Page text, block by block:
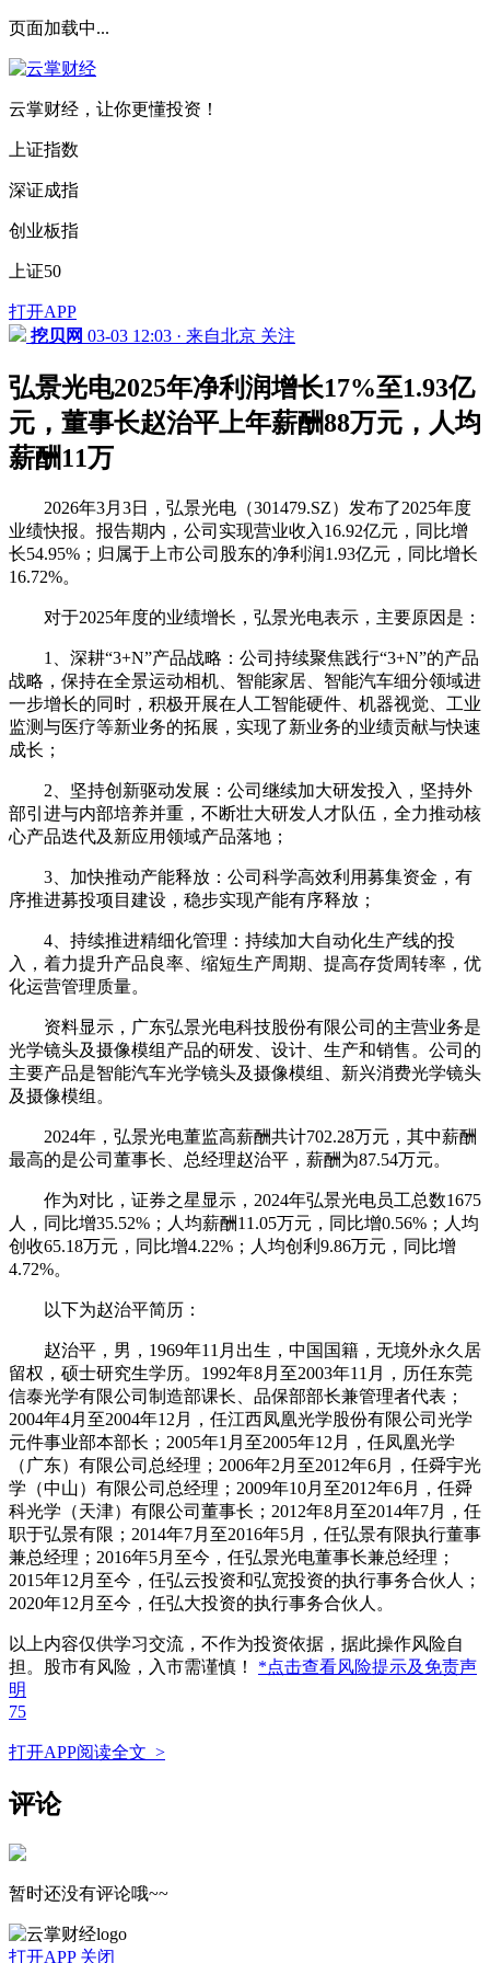
页面加载中...
云掌财经，让你更懂投资！
上证指数
深证成指
创业板指
上证50
打开APP
挖贝网 03-03 12:03 · 来自北京 关注
弘景光电2025年净利润增长17%至1.93亿
元，董事长赵治平上年薪酬88万元，人均
薪酬11万
2026年3月3日，弘景光电（301479.SZ）发布了2025年度
业绩快报。报告期内，公司实现营业收入16.92亿元，同比增
长54.95%；归属于上市公司股东的净利润1.93亿元，同比增长
16.72%。
对于2025年度的业绩增长，弘景光电表示，主要原因是：
1、深耕“3+N”产品战略：公司持续聚焦践行“3+N”的产品
战略，保持在全景运动相机、智能家居、智能汽车细分领域进
一步增长的同时，积极开展在人工智能硬件、机器视觉、工业
监测与医疗等新业务的拓展，实现了新业务的业绩贡献与快速
成长；
2、坚持创新驱动发展：公司继续加大研发投入，坚持外
部引进与内部培养并重，不断壮大研发人才队伍，全力推动核
心产品迭代及新应用领域产品落地；
3、加快推动产能释放：公司科学高效利用募集资金，有
序推进募投项目建设，稳步实现产能有序释放；
4、持续推进精细化管理：持续加大自动化生产线的投
入，着力提升产品良率、缩短生产周期、提高存货周转率，优
化运营管理质量。
资料显示，广东弘景光电科技股份有限公司的主营业务是
光学镜头及摄像模组产品的研发、设计、生产和销售。公司的
主要产品是智能汽车光学镜头及摄像模组、新兴消费光学镜头
及摄像模组。
2024年，弘景光电董监高薪酬共计702.28万元，其中薪酬
最高的是公司董事长、总经理赵治平，薪酬为87.54万元。
作为对比，证券之星显示，2024年弘景光电员工总数1675
人，同比增35.52%；人均薪酬11.05万元，同比增0.56%；人均
创收65.18万元，同比增4.22%；人均创利9.86万元，同比增
4.72%。
以下为赵治平简历：
赵治平，男，1969年11月出生，中国国籍，无境外永久居
留权，硕士研究生学历。1992年8月至2003年11月，历任东莞
信泰光学有限公司制造部课长、品保部部长兼管理者代表；
2004年4月至2004年12月，任江西凤凰光学股份有限公司光学
元件事业部本部长；2005年1月至2005年12月，任凤凰光学
（广东）有限公司总经理；2006年2月至2012年6月，任舜宇光
学（中山）有限公司总经理；2009年10月至2012年6月，任舜
科光学（天津）有限公司董事长；2012年8月至2014年7月，任
职于弘景有限；2014年7月至2016年5月，任弘景有限执行董事
兼总经理；2016年5月至今，任弘景光电董事长兼总经理；
2015年12月至今，任弘云投资和弘宽投资的执行事务合伙人；
2020年12月至今，任弘大投资的执行事务合伙人。
以上内容仅供学习交流，不作为投资依据，据此操作风险自
担。股市有风险，入市需谨慎！ *点击查看风险提示及免责声
明
75
打开APP阅读全文 >
评论
暂时还没有评论哦~~
打开APP 关闭